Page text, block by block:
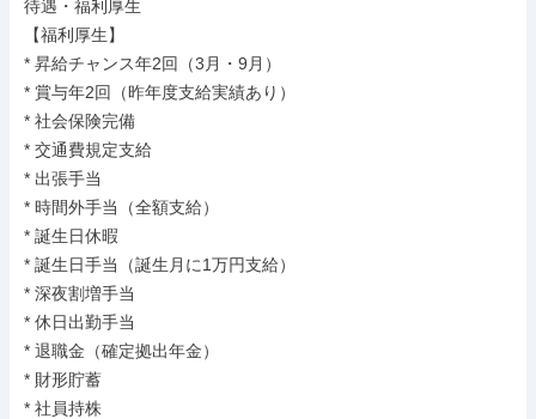
待遇・福利厚生
【福利厚生】
* 昇給チャンス年2回（3月・9月）
* 賞与年2回（昨年度支給実績あり）
* 社会保険完備
* 交通費規定支給
* 出張手当
* 時間外手当（全額支給）
* 誕生日休暇
* 誕生日手当（誕生月に1万円支給）
* 深夜割増手当
* 休日出勤手当
* 退職金（確定拠出年金）
* 財形貯蓄
* 社員持株